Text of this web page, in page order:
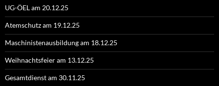
UG-ÖEL am 20.12.25
Atemschutz am 19.12.25
Maschinistenausbildung am 18.12.25
Weihnachtsfeier am 13.12.25
Gesamtdienst am 30.11.25